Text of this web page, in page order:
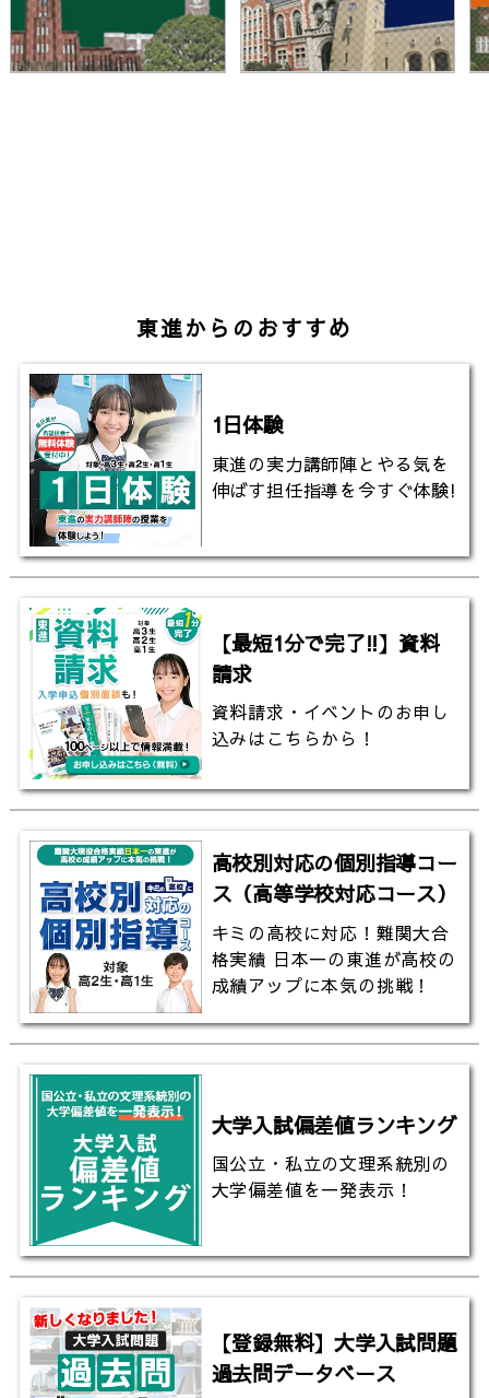
東進からのおすすめ
1日体験
東進の実力講師陣とやる気を
伸ばす担任指導を今すぐ体験!
【最短1分で完了!!】資料
請求
資料請求・イベントのお申し
込みはこちらから！
高校別対応の個別指導コー
ス（高等学校対応コース）
キミの高校に対応！難関大合
格実績 日本一の東進が高校の
成績アップに本気の挑戦！
大学入試偏差値ランキング
国公立・私立の文理系統別の
大学偏差値を一発表示！
【登録無料】大学入試問題
過去問データベース